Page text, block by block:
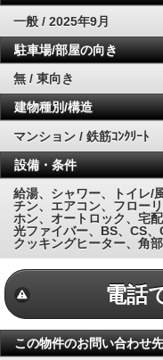
一般 / 2025年9月
駐車場/部屋の向き
無 / 東向き
建物種別/構造
マンション / 鉄筋ｺﾝｸﾘｰﾄ
設備・条件
給湯、シャワー、トイレ/
チン、エアコン、フロー
ホン、オートロック、宅
光ファイバー、BS、CS
クッキングヒーター、角
電話
この物件のお問い合わせ先